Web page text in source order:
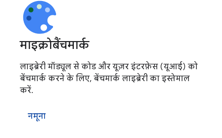
माइक्रोबैंचमार्क
लाइब्रेरी मॉड्यूल से कोड और यूज़र इंटरफ़ेस (यूआई) को
बेंचमार्क करने के लिए, बेंचमार्क लाइब्रेरी का इस्तेमाल
करें.
नमूना